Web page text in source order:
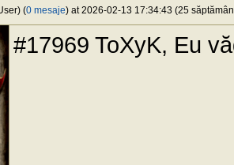
(0 mesaje) at 2026-02-13 17:34:43 (25
#17969 ToXyK, Eu